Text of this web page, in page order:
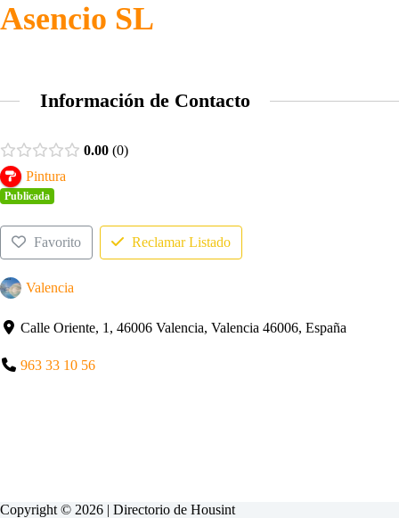
Asencio SL
Información de Contacto
0.00 0
Pintura
Publicada
Favorito Reclamar Listado
Valencia
Calle Oriente, 1, 46006 Valencia, Valencia 46006, España
963 33 10 56
Copyright © 2026 | Directorio de Housint